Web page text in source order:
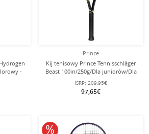
-
Prince
Kij tenisowy Prince Tennisschläger
Beast 100in/250g/Dla juniorów/Dla
kobiet Smiley 2025 czarny -
niestrunowany -
fSRP: 209,95€
97,65€
10% obniżone